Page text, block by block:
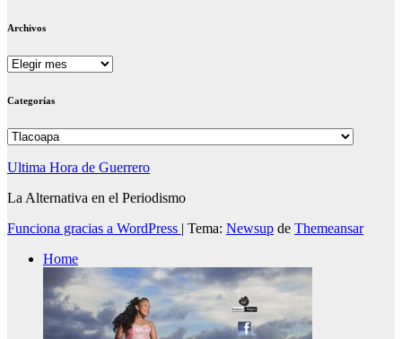
Archivos
Archivos
Categorías
Categorías
Ultima Hora de Guerrero
La Alternativa en el Periodismo
Funciona gracias a WordPress | Tema: Newsup de Themeansar
Home